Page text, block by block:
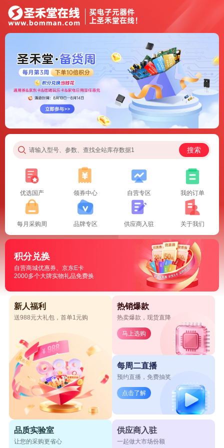
请输入型号、参数、查找全站库存数据1 搜索
优选国产 领券中心 自营专区 我的订单
每月采购周 品牌专区 供应商入驻 关于我们
积分兑换
自营商城优惠券、京东E卡
2000多个大牌实物礼品免费换
新人福利
送988元大礼包，首单1元购
热销爆款
热卖爆款，现货直降
马上选购
每周二直播
预约直播，免费抽奖
点击了解
品质实验室
让您的采购更省心
供应商入驻
一起做大市场份额